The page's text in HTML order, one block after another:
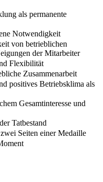
als permanente
Notwendigkeit
von betrieblichen
der Mitarbeiter
Flexibilität
Zusammenarbeit
positives Betriebsklima als
Gesamtinteresse und
Tatbestand
Seiten einer Medaille